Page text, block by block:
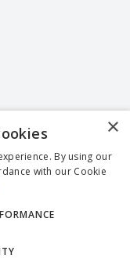
×
By using our
with our Cookie